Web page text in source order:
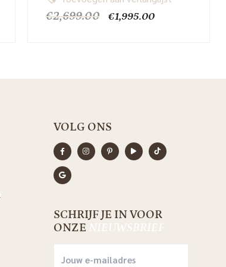
€2,699.00
Oorspronkelijke
€1,995.00Huidige
VOLG ONS
SCHRIJF JE IN VOOR
ONZE NIEUWSBRIEF